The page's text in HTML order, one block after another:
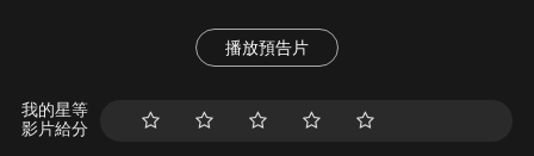
播放預告片
我的星等
影片給分